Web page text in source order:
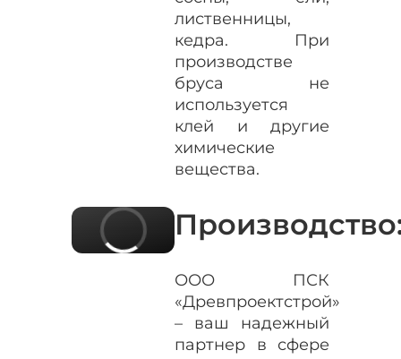
лиственницы,
кедра. При
производстве
бруса не
используется
клей и другие
химические
вещества.
ООО ПСК
«Древпроектстрой»
– ваш надежный
партнер в сфере